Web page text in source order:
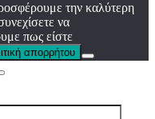
την καλύτερη
να
πως είστε
απορρήτου